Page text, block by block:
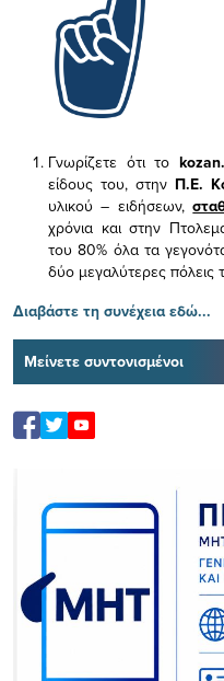
Γνωρίζετε ότι το
είδους του, στην Π.Ε.
υλικού – ειδήσεων,
χρόνια και στην
του 80% όλα τα
δύο μεγαλύτερες πόλεις
Διαβάστε τη συνέχεια εδώ...
Μείνετε συντονισμένοι